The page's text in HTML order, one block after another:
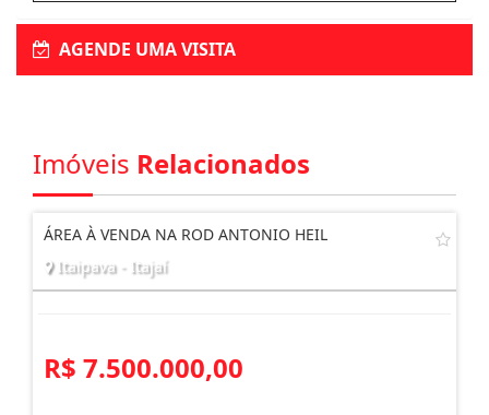
AGENDE UMA VISITA
Imóveis Relacionados
ÁREA À VENDA NA ROD ANTONIO HEIL
Itaipava - Itajaí
R$ 7.500.000,00